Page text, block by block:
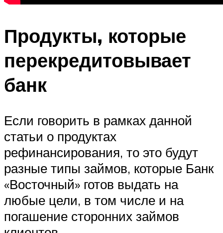
Продукты, которые
перекредитовывает
банк
Если говорить в рамках данной
статьи о продуктах
рефинансирования, то это будут
разные типы займов, которые Банк
«Восточный» готов выдать на
любые цели, в том числе и на
погашение сторонних займов